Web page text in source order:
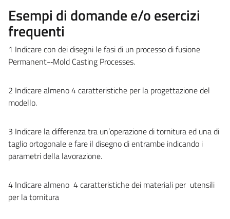
Esempi di domande e/o esercizi
frequenti
1 Indicare con dei disegni le fasi di un processo di fusione
Permanent-­‐Mold Casting Processes.
2 Indicare almeno 4 caratteristiche per la progettazione del
modello.
3 Indicare la differenza tra un’operazione di tornitura ed una di
taglio ortogonale e fare il disegno di entrambe indicando i
parametri della lavorazione.
4 Indicare almeno 4 caratteristiche dei materiali per utensili
per la tornitura